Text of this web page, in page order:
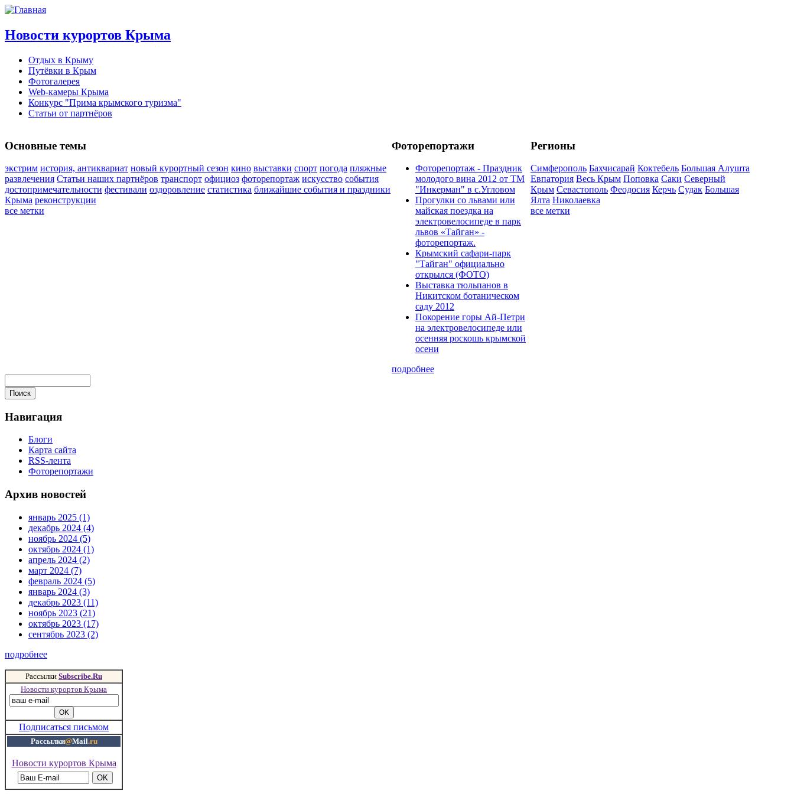
Новости курортов Крыма
Отдых в Крыму
Путёвки в Крым
Фотогалерея
Web-камеры Крыма
Конкурс "Прима крымского туризма"
Статьи от партнёров
Основные темы
экстрим история, антиквариат новый курортный сезон кино выставки спорт погода пляжные
развлечения Статьи наших партнёров транспорт официоз фоторепортаж искусство события
достопримечательности фестивали оздоровление статистика ближайшие события и праздники
Крыма реконструкции
все метки
Фоторепортажи
Фоторепортаж - Праздник
молодого вина 2012 от ТМ
"Инкерман" в с.Угловом
Прогулки cо львами или
майская поездка на
электровелосипеде в парк
львов «Тайган» -
фоторепортаж.
Крымский сафари-парк
"Тайган" официально
открылся (ФОТО)
Выставка тюльпанов в
Никитском ботаническом
саду 2012
Покорение горы Ай-Петри
на электровелосипеде или
осенняя роскошь крымской
осени
подробнее
Регионы
Симферополь Бахчисарай Коктебель Большая Алушта
Евпатория Весь Крым Поповка Саки Северный
Крым Севастополь Феодосия Керчь Судак Большая
Ялта Николаевка
все метки
Навигация
Блоги
Карта сайта
RSS-лента
Фоторепортажи
Архив новостей
январь 2025 (1)
декабрь 2024 (4)
ноябрь 2024 (5)
октябрь 2024 (1)
апрель 2024 (2)
март 2024 (7)
февраль 2024 (5)
январь 2024 (3)
декабрь 2023 (11)
ноябрь 2023 (21)
октябрь 2023 (17)
сентябрь 2023 (2)
подробнее
Рассылки Subscribe.Ru
Новости курортов Крыма
Подписаться письмом
Рассылки@Mail.ru
Новости курортов Крыма